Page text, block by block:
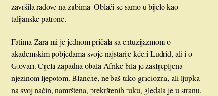
završila radove na zubima. Oblači se samo u bijelo kao
talijanske patrone.
Fatima-Zara mi je jednom pričala sa entuzijazmom o
akademskim pobjedama svoje najstarije kćeri Ludrid, ali i o
Giovari. Cijela zapadna obala Afrike bila je zaslijepljena
njezinom ljepotom. Blanche, ne baš tako graciozna, ali ljupka
na svoj način, namrštena, prekrštenih ruku, gledala je u stranu.